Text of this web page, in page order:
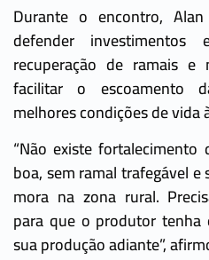
Durante o encontro,
defender investimentos
recuperação de ramais e
facilitar o escoamento
melhores condições de vida
“Não existe
boa, sem ramal trafegável
mora na zona rural.
para que o produtor tenha
sua produção adiante”,